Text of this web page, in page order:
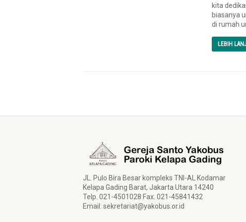
kita
biasanya
di rumah
LEBIH
JL. Pulo Bira Besar kompleks TNI-AL Kodamar
Kelapa Gading Barat, Jakarta Utara 14240
Telp. 021-4501028 Fax. 021-45841432
Email: sekretariat@yakobus.or.id